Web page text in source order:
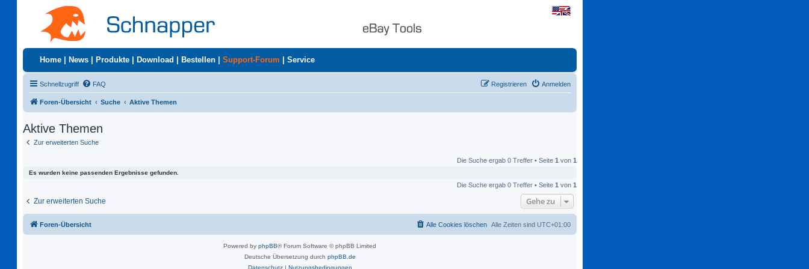
Home News Produkte Download Bestellen Support-Forum Service
Schnellzugriff FAQ Anmelden
Registrieren
Foren-Übersicht Suche Aktive Themen
Aktive Themen
Zur erweiterten Suche
Die Suche ergab 0 Treffer • Seite 1 von 1
Es wurden keine passenden Ergebnisse gefunden.
Die Suche ergab 0 Treffer • Seite 1 von 1
Zur erweiterten Suche Gehe zu
Foren-Übersicht Alle Zeiten sind UTC+01:00
Alle Cookies löschen
Powered by phpBB® Forum Software © phpBB Limited
Deutsche Übersetzung durch phpBB.de
Datenschutz| Nutzungsbedingungen